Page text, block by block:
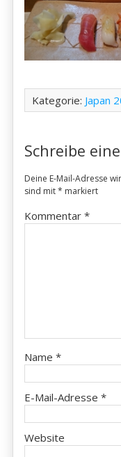
Kategorie: Japan
Schreibe
Deine E-Mail-Adresse
sind mit* markiert
Kommentar*
Name*
E-Mail-Adresse*
Website